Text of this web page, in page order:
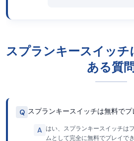
スプランキースイッチ
ある質問
Q スプランキースイッチは無料でプ
A はい、スプランキースイッチは
ムとして完全に無料でプレイで